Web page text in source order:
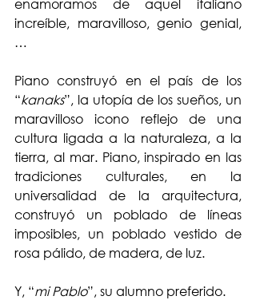
enamoramos de aquel italiano
increíble, maravilloso, genio genial,
…
Piano construyó en el país de los
“kanaks”, la utopía de los sueños, un
maravilloso icono reflejo de una
cultura ligada a la naturaleza, a la
tierra, al mar. Piano, inspirado en las
tradiciones culturales, en la
universalidad de la arquitectura,
construyó un poblado de líneas
imposibles, un poblado vestido de
rosa pálido, de madera, de luz.
Y, “mi Pablo”, su alumno preferido.